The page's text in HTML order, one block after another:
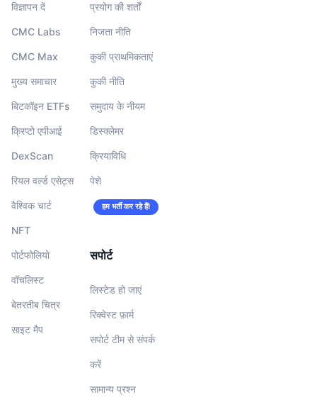
आगामी सेल
सीखें और कमाएँ
ICO कैलेंडर
घटनाक्रमो का कलैंडर
विज्ञापन दें
CMC Labs
CMC Max
मुख्य समाचार
बिटकॉइन ETFs
क्रिप्टो एपीआई
DexScan
रियल वर्ल्ड एसेट्स
वैश्विक चार्ट
NFT
पोर्टफोलियो
वॉचलिस्‍ट
बेतरतीब चित्र
साइट मैप
प्रयोग की शर्तों
निजता नीति
कुकी प्राथमिकताएं
कुकी नीति
समुदाय के नीयम
डिस्क्लेमर
क्रियाविधि
पेशे
हम भर्ती कर रहे हैं!
सपोर्ट
लिस्टेड हो जाएं
रिक्वेस्ट फ़ार्म
सपोर्ट टीम से संपर्क
करें
सामान्य प्रश्न